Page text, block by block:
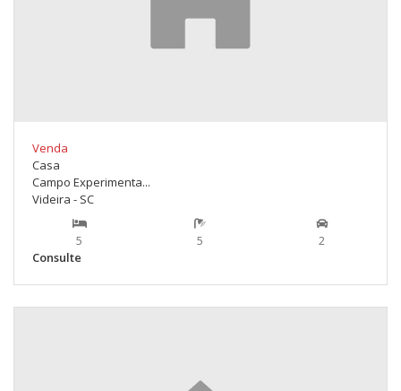
Venda
Casa
Campo Experimenta...
Videira - SC
5 5
2
Consulte